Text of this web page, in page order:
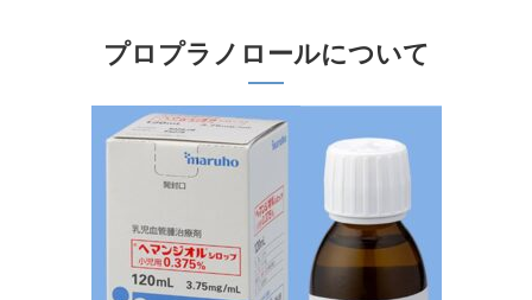
プロプラノロールについて